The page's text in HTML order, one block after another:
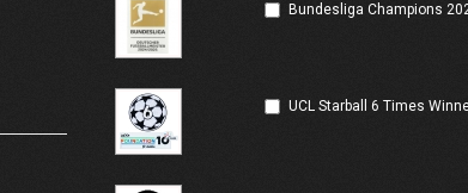
Bundesliga Champions
UCL Starball 6 Times